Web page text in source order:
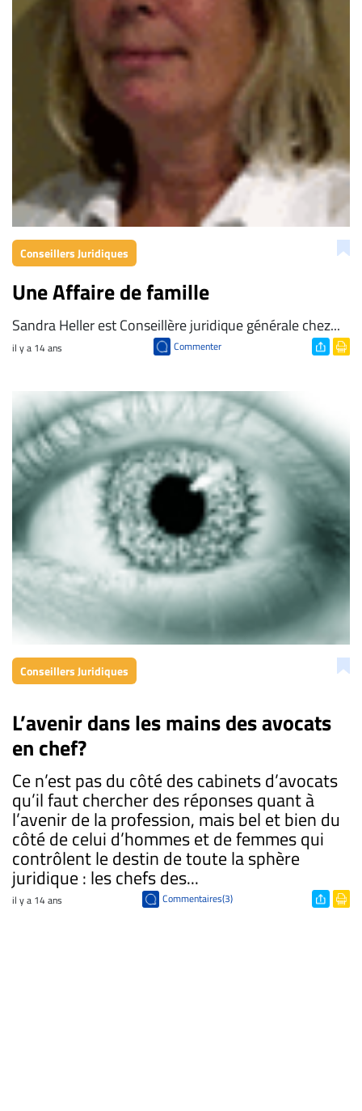
Conseillers Juridiques
Une Affaire de famille
Sandra Heller est Conseillère juridique générale chez...
il y a 14 ans Commenter
Conseillers Juridiques
L’avenir dans les mains des avocats
en chef?
Ce n’est pas du côté des cabinets d’avocats
qu’il faut chercher des réponses quant à
l’avenir de la profession, mais bel et bien du
côté de celui d’hommes et de femmes qui
contrôlent le destin de toute la sphère
juridique : les chefs des...
il y a 14 ans Commentaires(3)